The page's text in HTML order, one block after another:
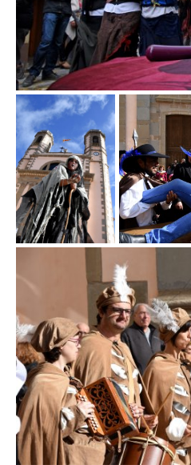
Fira d'en
Rocaguinarda a
Olost
Fira d'en